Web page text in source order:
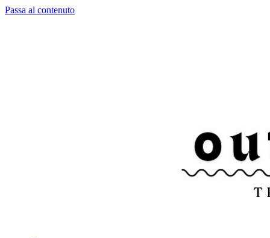
Passa al contenuto